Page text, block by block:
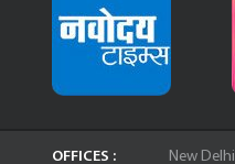
OFFICES : New Delhi